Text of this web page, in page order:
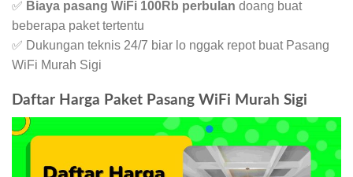
✅ Biaya pasang WiFi 100Rb perbulan doang buat
beberapa paket tertentu
✅ Dukungan teknis 24/7 biar lo nggak repot buat Pasang
WiFi Murah Sigi
Daftar Harga Paket Pasang WiFi Murah Sigi